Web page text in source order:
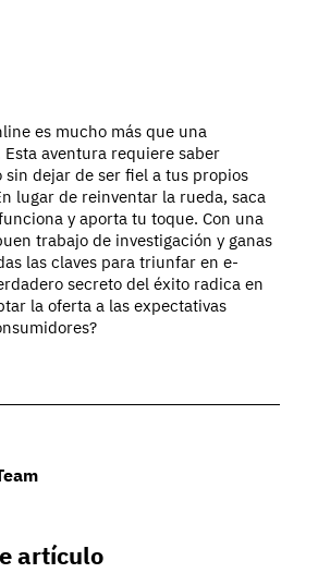
es mucho más que una
aventura requiere saber
dejar de ser fiel a tus propios
lugar de reinventar la rueda, saca
y aporta tu toque. Con una
trabajo de investigación y ganas
las claves para triunfar en e-
secreto del éxito radica en
la oferta a las expectativas
artículo